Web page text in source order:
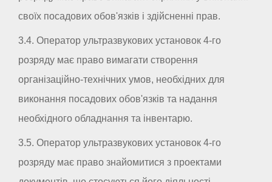
своїх посадових обов'язків і здійсненні прав.
3.4. Оператор ультразвукових установок 4-го
розряду має право вимагати створення
організаційно-технічних умов, необхідних для
виконання посадових обов'язків та надання
необхідного обладнання та інвентарю.
3.5. Оператор ультразвукових установок 4-го
розряду має право знайомитися з проектами